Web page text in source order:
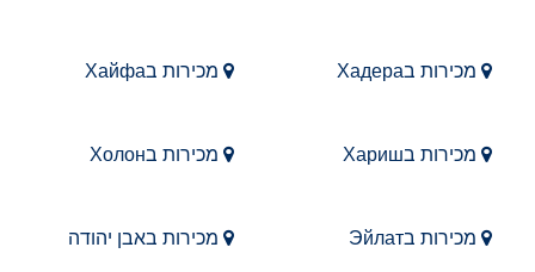
מכירות בХадера מכירות בХайфа
מכירות בХариш מכירות בХолон
מכירות בЭйлат מכירות באבן יהודה